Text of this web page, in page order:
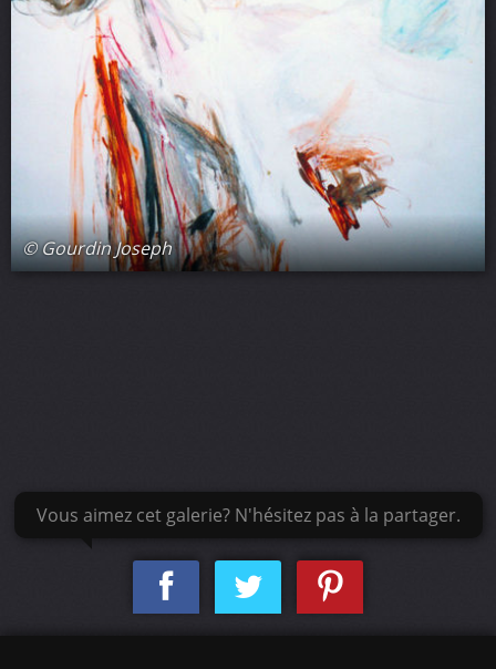
© Gourdin Joseph
Vous aimez cet galerie? N'hésitez pas à la partager.